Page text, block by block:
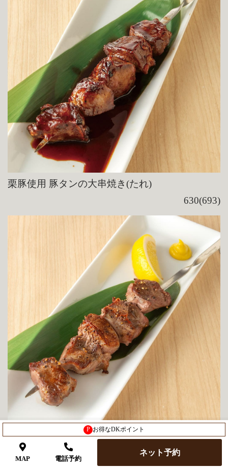
栗豚使用 豚タンの大串焼き(たれ)
630(693)
栗豚使用 豚タンの大串焼き(塩)
P お得なDKポイント
MAP 電話予約
ネット予約